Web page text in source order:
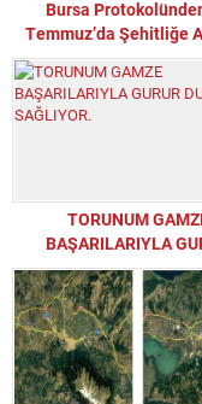
Bursa
Temmuz’da Şehitliğe
Ziyaret
TORUNUM
BAŞARILARIYLA
DUYMAMI